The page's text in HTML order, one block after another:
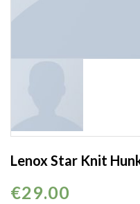
Lenox Star Knit
€29.00